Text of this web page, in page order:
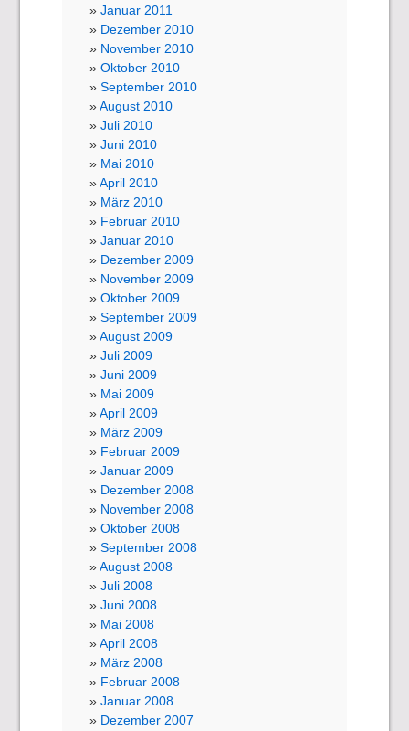
Januar 2011
Dezember 2010
November 2010
Oktober 2010
September 2010
August 2010
Juli 2010
Juni 2010
Mai 2010
April 2010
März 2010
Februar 2010
Januar 2010
Dezember 2009
November 2009
Oktober 2009
September 2009
August 2009
Juli 2009
Juni 2009
Mai 2009
April 2009
März 2009
Februar 2009
Januar 2009
Dezember 2008
November 2008
Oktober 2008
September 2008
August 2008
Juli 2008
Juni 2008
Mai 2008
April 2008
März 2008
Februar 2008
Januar 2008
Dezember 2007